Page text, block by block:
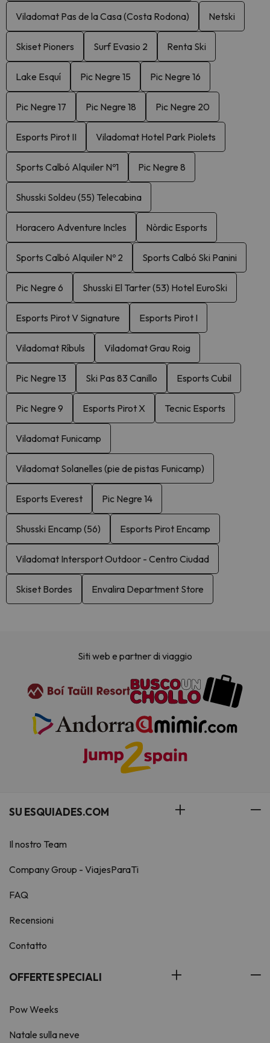
Viladomat Pas de la Casa (Costa Rodona) Netski
Skiset Pioners Surf Evasio 2 Renta Ski
Lake Esquí Pic Negre 15 Pic Negre 16
Pic Negre 17 Pic Negre 18 Pic Negre 20
Esports Pirot II Viladomat Hotel Park Piolets
Sports Calbó Alquiler Nº1 Pic Negre 8
Shusski Soldeu (55) Telecabina
Horacero Adventure Incles Nòrdic Esports
Sports Calbó Alquiler Nº 2 Sports Calbó Ski Panini
Pic Negre 6 Shusski El Tarter (53) Hotel EuroSki
Esports Pirot V Signature Esports Pirot I
Viladomat Ríbuls Viladomat Grau Roig
Pic Negre 13 Ski Pas 83 Canillo Esports Cubil
Pic Negre 9 Esports Pirot X Tecnic Esports
Viladomat Funicamp
Viladomat Solanelles (pie de pistas Funicamp)
Esports Everest Pic Negre 14
Shusski Encamp (56) Esports Pirot Encamp
Viladomat Intersport Outdoor - Centro Ciudad
Skiset Bordes Envalira Department Store
Siti web e partner di viaggio
SU ESQUIADES.COM
Il nostro Team
Company Group - ViajesParaTi
FAQ
Recensioni
Contatto
OFFERTE SPECIALI
Pow Weeks
Natale sulla neve